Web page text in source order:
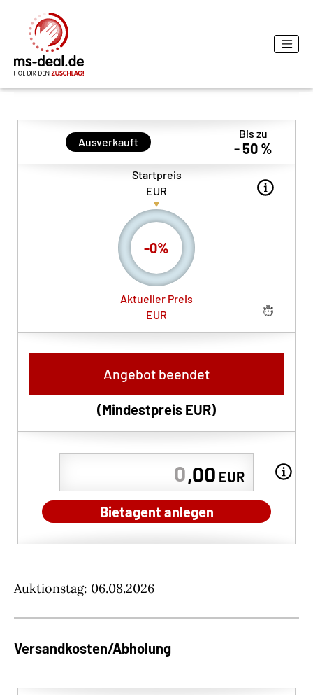
Ausverkauft
Bis zu
- 50 %
Startpreis
EUR
-0%
Aktueller Preis
EUR
Angebot beendet
(Mindestpreis EUR)
,00 EUR
Bietagent anlegen
Auktionstag: 06.08.2026
Versandkosten/Abholung